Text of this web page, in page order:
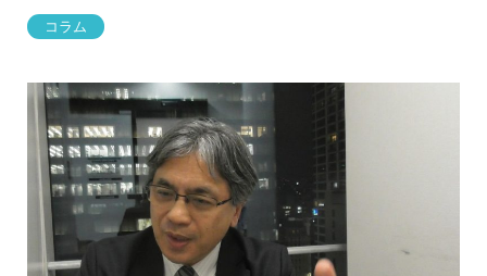
コラム